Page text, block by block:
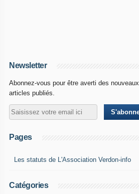
Newsletter
Abonnez-vous pour être averti des nouveaux
articles publiés.
Pages
Les statuts de L'Association Verdon-info
Catégories